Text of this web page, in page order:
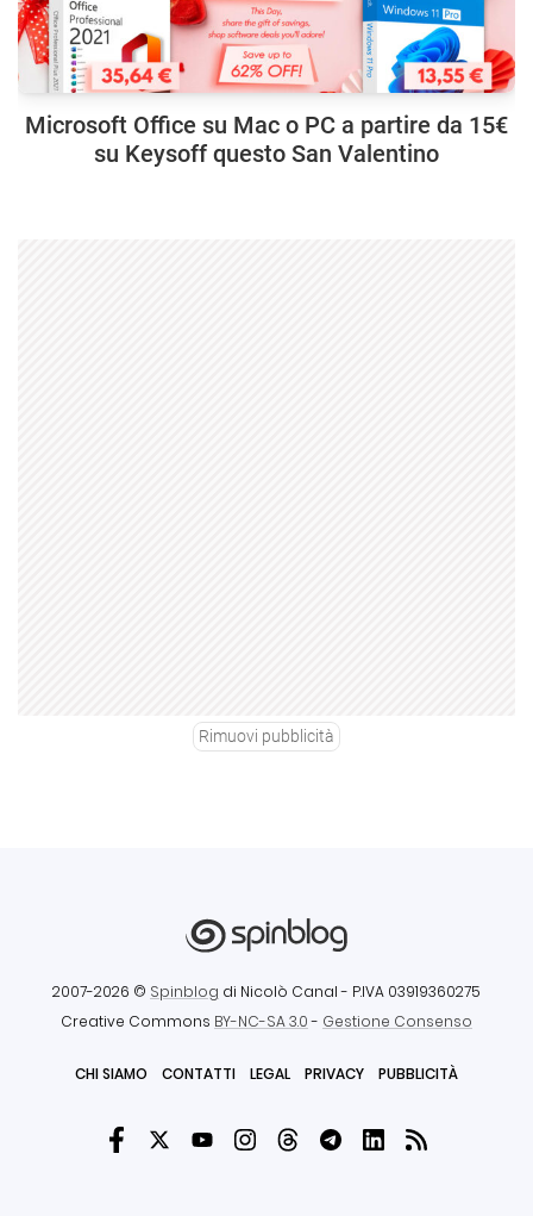
Microsoft Office su Mac o PC a partire da 15€
su Keysoff questo San Valentino
Rimuovi pubblicità
2007-2026 © Spinblog di Nicolò Canal - P.IVA 03919360275
Creative Commons BY-NC-SA 3.0- Gestione Consenso
CHI SIAMO CONTATTI LEGAL PRIVACY PUBBLICITÀ